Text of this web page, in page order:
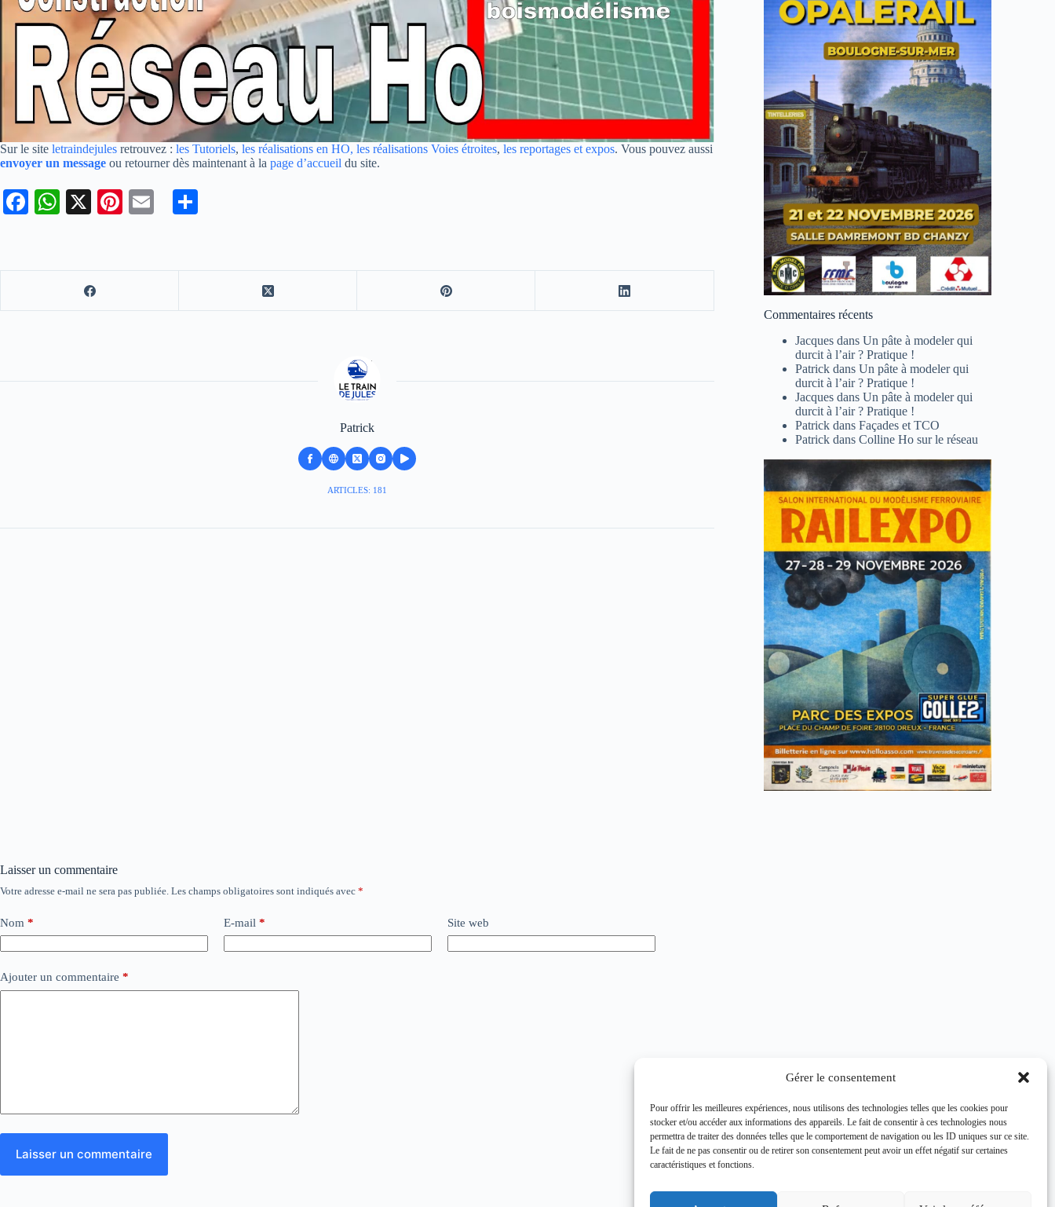
Gérer le consentement
Pour offrir les meilleures expériences, nous utilisons des technologies telles que les cookies pour
stocker et/ou accéder aux informations des appareils. Le fait de consentir à ces technologies nous
permettra de traiter des données telles que le comportement de navigation ou les ID uniques sur ce site.
Le fait de ne pas consentir ou de retirer son consentement peut avoir un effet négatif sur certaines
caractéristiques et fonctions.
Sur le site letraindejules retrouvez : les Tutoriels, les réalisations en HO, les réalisations Voies étroites, les reportages et expos. Vous pouvez aussi
envoyer un message ou retourner dès maintenant à la page d’accueil du site.
Fa
ok
W
A
pp
X
Pi
es
t
er
Patrick
ARTICLES: 181
Commentaires récents
Jacquesdans Un pâte à modeler qui
durcit à l’air ? Pratique !
Patrickdans Un pâte à modeler qui
durcit à l’air ? Pratique !
Jacquesdans Un pâte à modeler qui
durcit à l’air ? Pratique !
Patrickdans Façades et TCO
Patrickdans Colline Ho sur le réseau
Laisser un commentaire
Votre adresse e-mail ne sera pas publiée. Les champs obligatoires sont indiqués avec *
Nom * E-mail * Site web
Ajouter un commentaire *
Laisser un commentaire